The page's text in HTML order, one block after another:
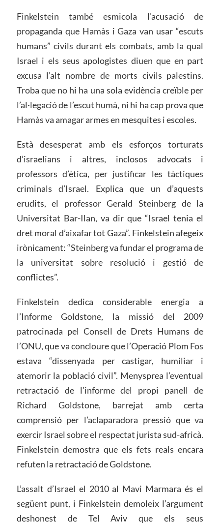
Finkelstein també esmicola l’acusació de
propaganda que Hamàs i Gaza van usar “escuts
humans” civils durant els combats, amb la qual
Israel i els seus apologistes diuen que en part
excusa l’alt nombre de morts civils palestins.
Troba que no hi ha una sola evidència creïble per
l’al·legació de l’escut humà, ni hi ha cap prova que
Hamàs va amagar armes en mesquites i escoles.
Està desesperat amb els esforços torturats
d’israelians i altres, inclosos advocats i
professors d’ètica, per justificar les tàctiques
criminals d’Israel. Explica que un d’aquests
erudits, el professor Gerald Steinberg de la
Universitat Bar-Ilan, va dir que “Israel tenia el
dret moral d’aixafar tot Gaza”. Finkelstein afegeix
irònicament: “Steinberg va fundar el programa de
la universitat sobre resolució i gestió de
conflictes”.
Finkelstein dedica considerable energia a
l’Informe Goldstone, la missió del 2009
patrocinada pel Consell de Drets Humans de
l’ONU, que va concloure que l’Operació Plom Fos
estava “dissenyada per castigar, humiliar i
atemorir la població civil”. Menysprea l’eventual
retractació de l’informe del propi panell de
Richard Goldstone, barrejat amb certa
comprensió per l’aclaparadora pressió que va
exercir Israel sobre el respectat jurista sud-africà.
Finkelstein demostra que els fets reals encara
refuten la retractació de Goldstone.
L’assalt d’Israel el 2010 al Mavi Marmara és el
següent punt, i Finkelstein demoleix l’argument
deshonest de Tel Aviv que els seus